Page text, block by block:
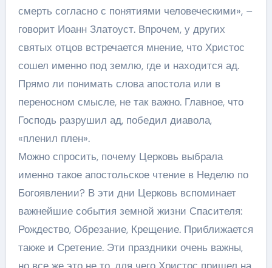
смерть согласно с понятиями человеческими», –
говорит Иоанн Златоуст. Впрочем, у других
святых отцов встречается мнение, что Христос
сошел именно под землю, где и находится ад.
Прямо ли понимать слова апостола или в
переносном смысле, не так важно. Главное, что
Господь разрушил ад, победил диавола,
«пленил плен».
Можно спросить, почему Церковь выбрала
именно такое апостольское чтение в Неделю по
Богоявлении? В эти дни Церковь вспоминает
важнейшие события земной жизни Спасителя:
Рождество, Обрезание, Крещение. Приближается
также и Сретение. Эти праздники очень важны,
но все же это не то, для чего Христос пришел на